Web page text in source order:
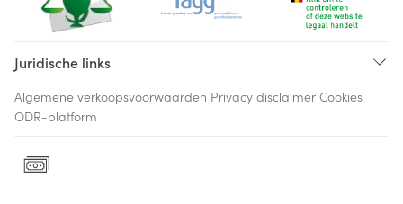
Juridische links
Algemene verkoopsvoorwaarden Privacy disclaimer Cookies
ODR-platform